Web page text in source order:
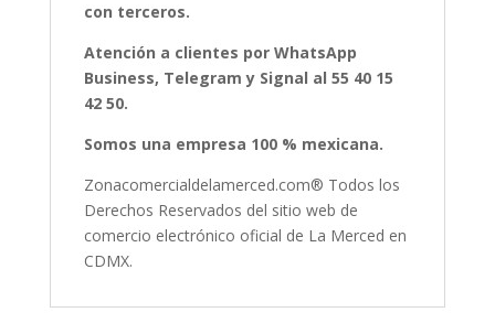
con terceros.
Atención a clientes por WhatsApp
Business, Telegram y Signal al 55 40 15
42 50.
Somos una empresa 100 % mexicana.
Zonacomercialdelamerced.com® Todos los
Derechos Reservados del sitio web de
comercio electrónico oficial de La Merced en
CDMX.